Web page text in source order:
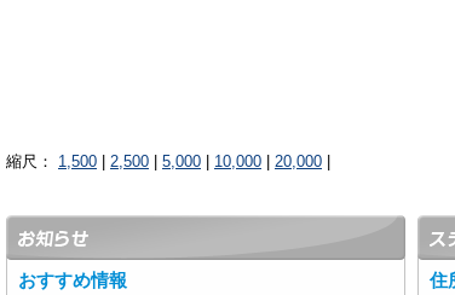
縮尺： 1,500 2,500 5,000 10,000 20,000
おすすめ情報 住